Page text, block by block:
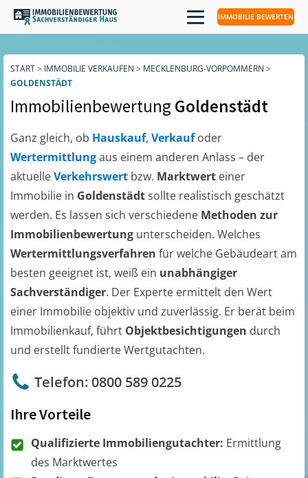
IMMOBILIE BEWERTEN
START> IMMOBILIE VERKAUFEN > MECKLENBURG-VORPOMMERN >
GOLDENSTÄDT
ImmobilienbewertungGoldenstädt
Ganz gleich, ob Hauskauf, Verkaufoder
Wertermittlungaus einem anderen Anlass – der
aktuelleVerkehrswert bzw. Marktwert einer
Immobilie in Goldenstädtsollte realistisch geschätzt
werden. Es lassen sich verschiedene Methoden zur
Immobilienbewertung unterscheiden. Welches
Wertermittlungsverfahren für welche Gebäudeart am
besten geeignet ist, weiß ein unabhängiger
Sachverständiger. Der Experte ermittelt den Wert
einer Immobilie objektiv und zuverlässig. Er berät beim
Immobilienkauf, führt Objektbesichtigungen durch
und erstellt fundierte Wertgutachten.
Telefon: 0800 589 0225
Ihre Vorteile
Qualifizierte Immobiliengutachter: Ermittlung
des Marktwertes